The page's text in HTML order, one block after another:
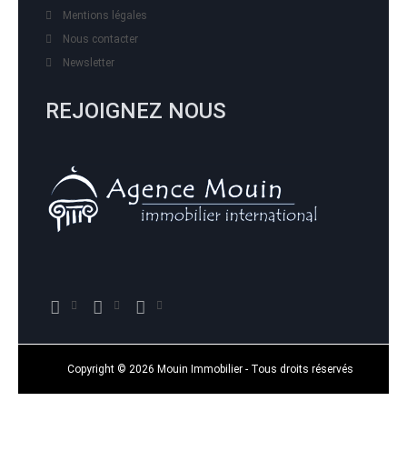
Mentions légales
Nous contacter
Newsletter
REJOIGNEZ NOUS
Copyright © 2026 Mouin Immobilier - Tous droits réservés